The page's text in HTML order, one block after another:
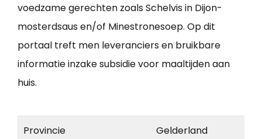
voedzame gerechten zoals Schelvis in Dijon-
mosterdsaus en/of Minestronesoep. Op dit
portaal treft men leveranciers en bruikbare
informatie inzake subsidie voor maaltijden aan
huis.
Provincie Gelderland